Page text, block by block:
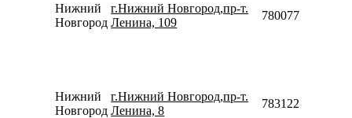
Нижний
Новгород
г.Нижний Новгород,пр-т.
Ленина, 109
78007753553
Нижний
Новгород
г.Нижний Новгород,пр-т.
Ленина, 8
78312229410